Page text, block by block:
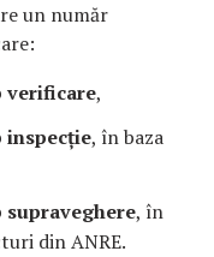
un număr
verificare,
inspecție, în baza
, în
din ANRE.